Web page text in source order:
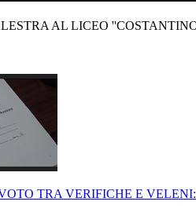
AL LICEO
TRA VERIFICHE E